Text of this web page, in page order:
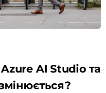
AI Studio та